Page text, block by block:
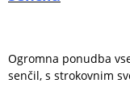
Ogromna ponudba
senčil, s strokovnim